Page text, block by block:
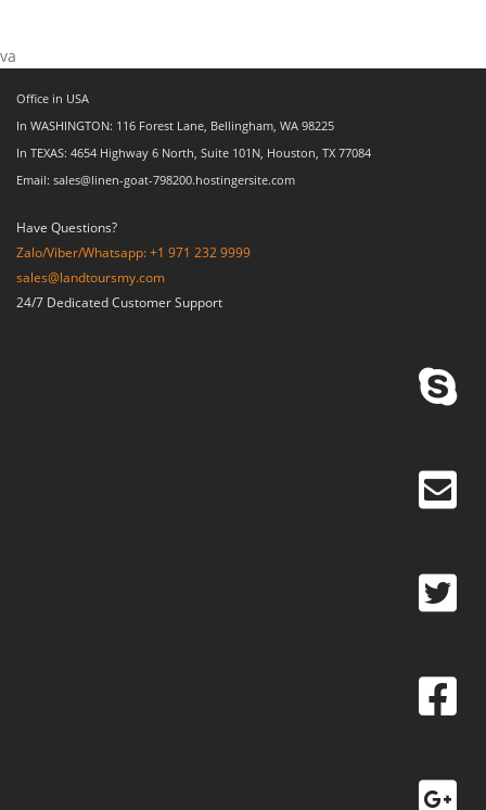
va
Office in USA
In WASHINGTON: 116 Forest Lane, Bellingham, WA 98225
In TEXAS: 4654 Highway 6 North, Suite 101N, Houston, TX 77084
Email: sales@linen-goat-798200.hostingersite.com
Have Questions?
Zalo/Viber/Whatsapp: +1 971 232 9999
sales@landtoursmy.com
24/7 Dedicated Customer Support